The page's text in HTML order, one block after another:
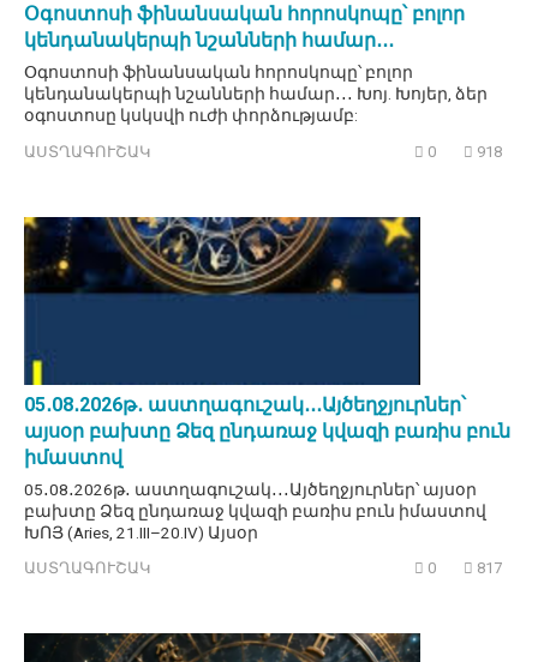
Օգոստոսի ֆինանսական հորոսկոպը՝ բոլոր
կենդանակերպի նշանների համար․․․
Օգոստոսի ֆինանսական հորոսկոպը՝ բոլոր
կենդանակերպի նշանների համար․․․ Խոյ. Խոյեր, ձեր
օգոստոսը կսկսվի ուժի փորձությամբ:
ԱՍՏՂԱԳՈՒՇԱԿ 0 918
05․08․2026թ․ աստղագուշակ․․․Այծեղջյուրներ՝
այսօր բախտը Ձեզ ընդառաջ կվազի բառիս բուն
իմաստով
05․08․2026թ․ աստղագուշակ․․․Այծեղջյուրներ՝ այսօր
բախտը Ձեզ ընդառաջ կվազի բառիս բուն իմաստով
ԽՈՅ (Aries, 21.III–20.IV) Այսօր
ԱՍՏՂԱԳՈՒՇԱԿ 0 817